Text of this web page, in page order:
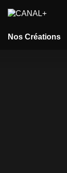
Nos Créations